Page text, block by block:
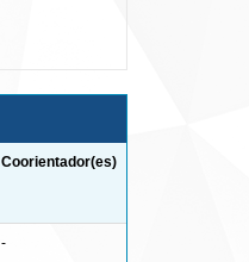
Coorientador(es)
-